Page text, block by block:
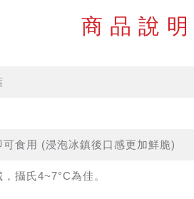
商品說明
可食用 (浸泡冰鎮後口感更加鮮脆)
攝氏4~7°C為佳。